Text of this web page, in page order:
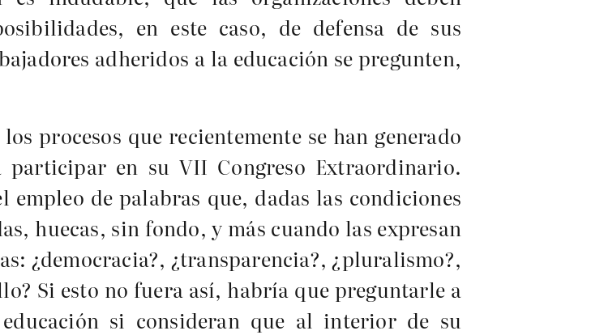
en este caso, de defensa de sus
adheridos a la educación se pregunten,
procesos que recientemente se han generado
en su VII Congreso Extraordinario.
de palabras que, dadas las condiciones
huecas, sin fondo, y más cuando las expresan
¿democracia?, ¿transparencia?, ¿pluralismo?,
Si esto no fuera así, habría que preguntarle a
si consideran que al interior de su